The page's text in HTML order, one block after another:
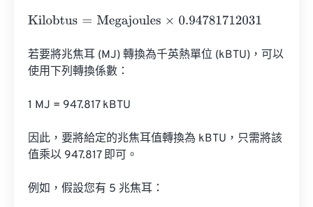
Kilobtus=Megajoules×0.94781712031
若要將兆焦耳 (MJ) 轉換為千英熱單位 (kBTU)，可以
使用下列轉換係數：
1 MJ = 947.817 kBTU
因此，要將給定的兆焦耳值轉換為 kBTU，只需將該
值乘以 947.817 即可。
例如，假設您有 5 兆焦耳：